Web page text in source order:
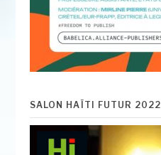
SALON HAÏTI FUTUR 2022